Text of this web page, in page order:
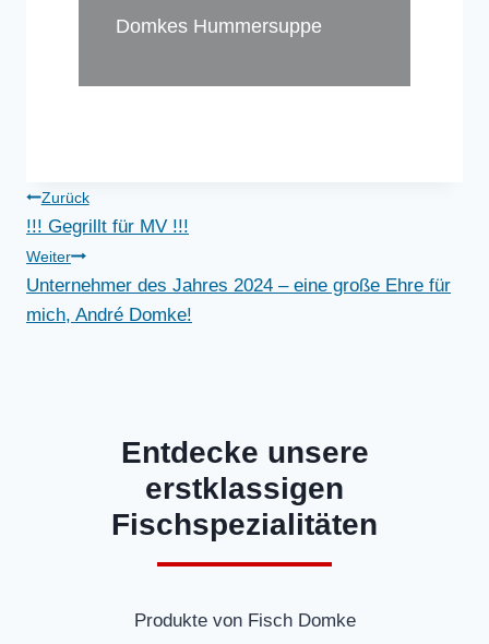
Domkes Hummersuppe
Beitragsnavigation
Zurück
!!! Gegrillt für MV !!!
Weiter
Unternehmer des Jahres 2024 – eine große Ehre für
mich, André Domke!
Entdecke unsere
erstklassigen
Fischspezialitäten
Produkte von Fisch Domke